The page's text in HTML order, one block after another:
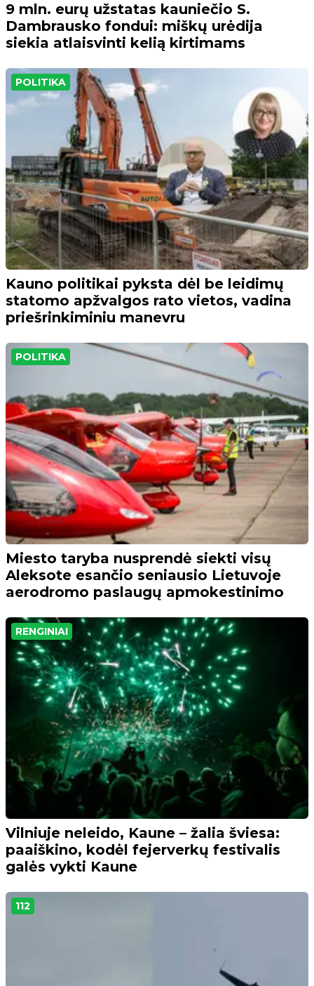
9 mln. eurų užstatas kauniečio S.
Dambrausko fondui: miškų urėdija
siekia atlaisvinti kelią kirtimams
POLITIKA
Kauno politikai pyksta dėl be leidimų
statomo apžvalgos rato vietos, vadina
priešrinkiminiu manevru
POLITIKA
Miesto taryba nusprendė siekti visų
Aleksote esančio seniausio Lietuvoje
aerodromo paslaugų apmokestinimo
RENGINIAI
Vilniuje neleido, Kaune – žalia šviesa:
paaiškino, kodėl fejerverkų festivalis
galės vykti Kaune
112